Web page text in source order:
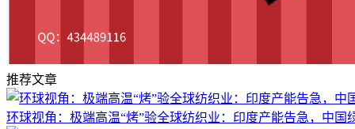
推荐文章
环球视角：极端高温“烤”验全球纺织业：印度产能告急，中国